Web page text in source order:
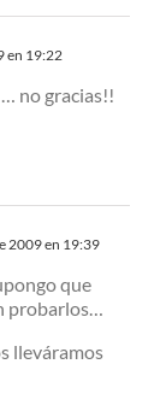
en 19:22
no gracias!!
2009 en 19:39
que
probarlos…
lleváramos